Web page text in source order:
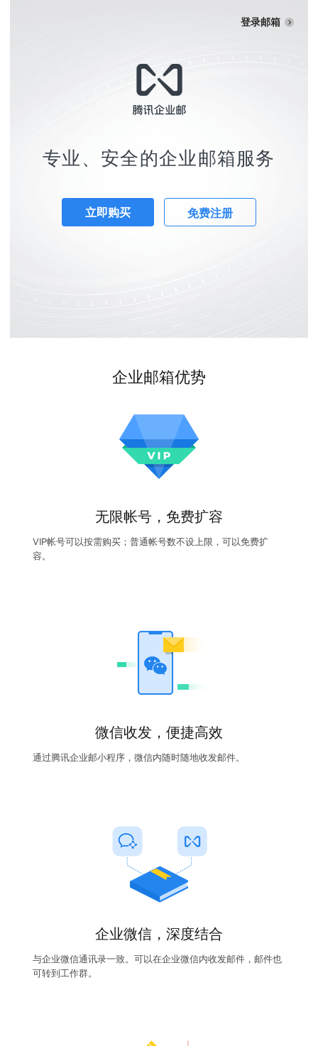
登录邮箱
专业、安全的企业邮箱服务
立即购买 免费注册
企业邮箱优势
无限帐号，免费扩容
VIP帐号可以按需购买；普通帐号数不设上限，可以免费扩
容。
微信收发，便捷高效
通过腾讯企业邮小程序，微信内随时随地收发邮件。
企业微信，深度结合
与企业微信通讯录一致。可以在企业微信内收发邮件，邮件也
可转到工作群。